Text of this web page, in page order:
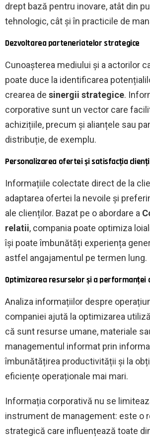
drept bază pentru inovare, atât din
tehnologic, cât și în practicile de
Dezvoltarea parteneriatelor strategice
Cunoașterea mediului și a actorilor
poate duce la identificarea
crearea de sinergii strategice.
corporative sunt un vector care
achizițiile, precum și alianțele sau
distribuție, de exemplu.
Personalizarea ofertei și satisfacția
Informațiile colectate direct de la
adaptarea ofertei la nevoile și
ale clienților. Bazat pe o abordare a
relatii, compania poate optimiza
își poate îmbunătăți experiența
astfel angajamentul pe termen lung.
Optimizarea resurselor și a performanței
Analiza informațiilor despre
companiei ajută la optimizarea
că sunt resurse umane, materiale
managementul informat prin
îmbunătățirea productivității și la
eficiențe operaționale mai mari.
Informația corporativă nu se
instrument de management: este o
strategică care influențează toate